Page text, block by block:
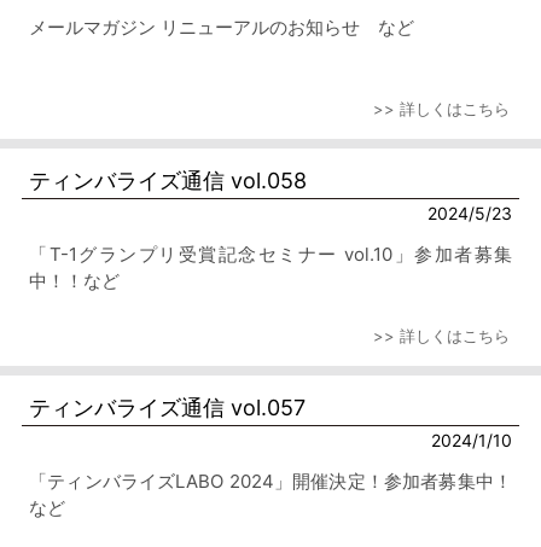
メールマガジン リニューアルのお知らせ など
>> 詳しくはこちら
ティンバライズ通信 vol.058
2024/5/23
「T-1グランプリ受賞記念セミナー vol.10」参加者募集
中！！など
>> 詳しくはこちら
ティンバライズ通信 vol.057
2024/1/10
「ティンバライズLABO 2024」開催決定！参加者募集中！
など